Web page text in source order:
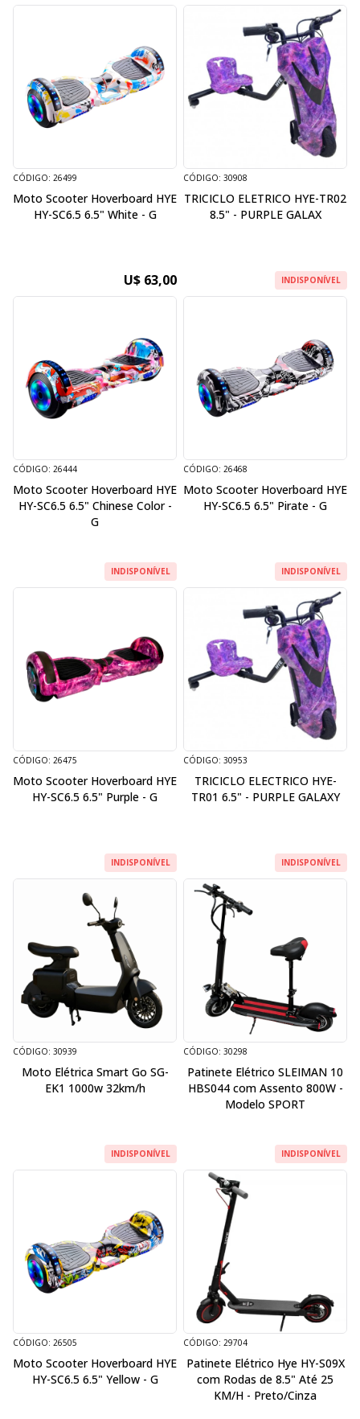
CÓDIGO: 26499
Moto Scooter Hoverboard HYE
HY-SC6.5 6.5" White - G
U$ 63,00
CÓDIGO: 30908
TRICICLO ELETRICO HYE-TR02
8.5" - PURPLE GALAX
INDISPONÍVEL
CÓDIGO: 26444
Moto Scooter Hoverboard HYE
HY-SC6.5 6.5" Chinese Color -
G
INDISPONÍVEL
CÓDIGO: 26468
Moto Scooter Hoverboard HYE
HY-SC6.5 6.5" Pirate - G
INDISPONÍVEL
CÓDIGO: 26475
Moto Scooter Hoverboard HYE
HY-SC6.5 6.5" Purple - G
INDISPONÍVEL
CÓDIGO: 30953
TRICICLO ELECTRICO HYE-
TR01 6.5" - PURPLE GALAXY
INDISPONÍVEL
CÓDIGO: 30939
Moto Elétrica Smart Go SG-
EK1 1000w 32km/h
INDISPONÍVEL
CÓDIGO: 30298
Patinete Elétrico SLEIMAN 10
HBS044 com Assento 800W -
Modelo SPORT
INDISPONÍVEL
CÓDIGO: 26505
Moto Scooter Hoverboard HYE
HY-SC6.5 6.5" Yellow - G
CÓDIGO: 29704
Patinete Elétrico Hye HY-S09X
com Rodas de 8.5" Até 25
KM/H - Preto/Cinza